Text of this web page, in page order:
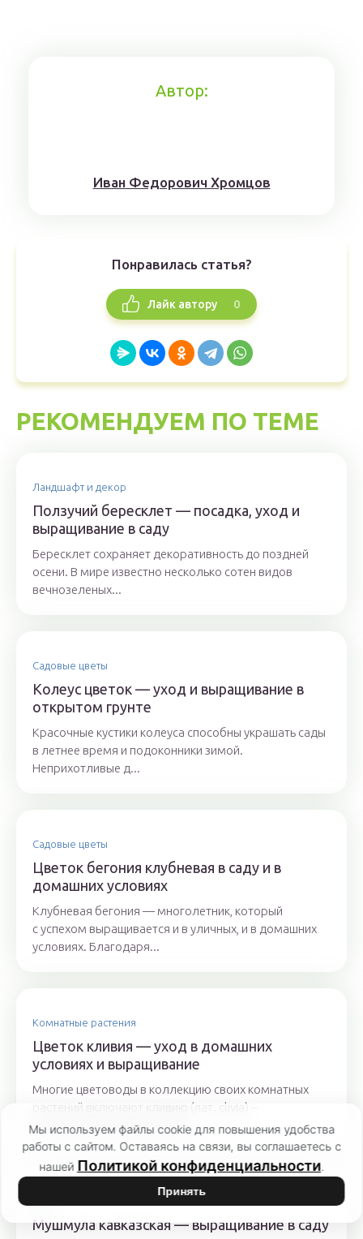
Автор:
Иван Федорович Хромцов
Понравилась статья?
Лайк автору 0
РЕКОМЕНДУЕМ ПО ТЕМЕ
Ландшафт и декор
Ползучий бересклет — посадка, уход и
выращивание в саду
Бересклет сохраняет декоративность до поздней
осени. В мире известно несколько сотен видов
вечнозеленых...
Садовые цветы
Колеус цветок — уход и выращивание в
открытом грунте
Красочные кустики колеуса способны украшать сады
в летнее время и подоконники зимой.
Неприхотливые д...
Садовые цветы
Цветок бегония клубневая в саду и в
домашних условиях
Клубневая бегония — многолетник, который
с успехом выращивается и в уличных, и в домашних
условиях. Благодаря...
Комнатные растения
Цветок кливия — уход в домашних
условиях и выращивание
Многие цветоводы в коллекцию своих комнатных
растений включают кливию (лат. clivia) –
вечнозеленый травянистый...
Мушмула кавказская — выращивание в саду
Мы используем файлы cookie для повышения удобства
работы с сайтом. Оставаясь на связи, вы соглашаетесь с
нашей Политикой конфиденциальности.
Принять